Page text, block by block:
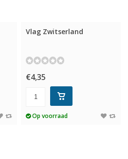
Vlag Zwitserland
€4,35
Op voorraad